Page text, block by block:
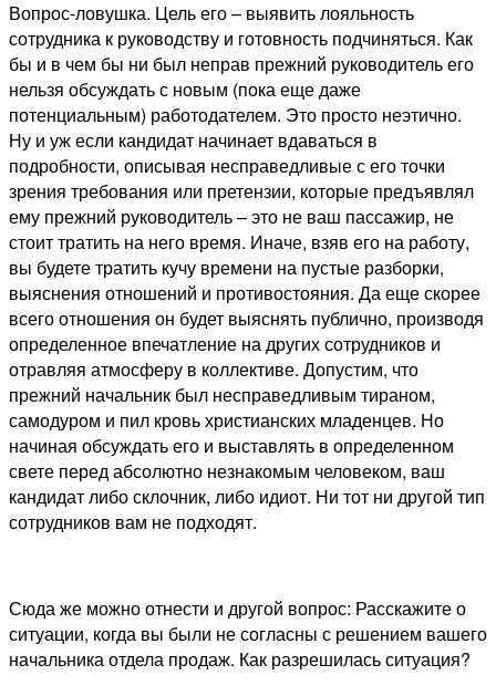
Вопрос-ловушка. Цель его – выявить лояльность
сотрудника к руководству и готовность подчиняться. Как
бы и в чем бы ни был неправ прежний руководитель его
нельзя обсуждать с новым (пока еще даже
потенциальным) работодателем. Это просто неэтично.
Ну и уж если кандидат начинает вдаваться в
подробности, описывая несправедливые с его точки
зрения требования или претензии, которые предъявлял
ему прежний руководитель – это не ваш пассажир, не
стоит тратить на него время. Иначе, взяв его на работу,
вы будете тратить кучу времени на пустые разборки,
выяснения отношений и противостояния. Да еще скорее
всего отношения он будет выяснять публично, производя
определенное впечатление на других сотрудников и
отравляя атмосферу в коллективе. Допустим, что
прежний начальник был несправедливым тираном,
самодуром и пил кровь христианских младенцев. Но
начиная обсуждать его и выставлять в определенном
свете перед абсолютно незнакомым человеком, ваш
кандидат либо склочник, либо идиот. Ни тот ни другой тип
сотрудников вам не подходят.
Сюда же можно отнести и другой вопрос: Расскажите о
ситуации, когда вы были не согласны с решением вашего
начальника отдела продаж. Как разрешилась ситуация?